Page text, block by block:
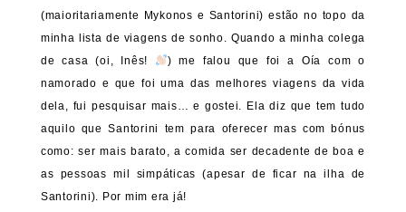
(maioritariamente Mykonos e Santorini) estão no topo da
minha lista de viagens de sonho. Quando a minha colega
de casa (oi, Inês!
) me falou que foi a Oía com o
namorado e que foi uma das melhores viagens da vida
dela, fui pesquisar mais… e gostei. Ela diz que tem tudo
aquilo que Santorini tem para oferecer mas com bónus
como: ser mais barato, a comida ser decadente de boa e
as pessoas mil simpáticas (apesar de ficar na ilha de
Santorini). Por mim era já!